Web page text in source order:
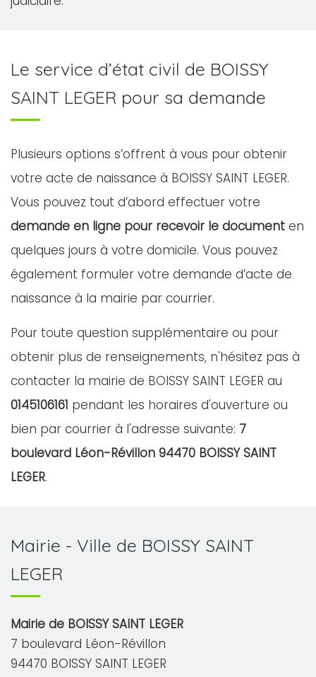
Le service d’état civil de BOISSY
SAINT LEGER pour sa demande
Plusieurs options s’offrent à vous pour obtenir
votre acte de naissance à BOISSY SAINT LEGER.
Vous pouvez tout d’abord effectuer votre
demande en ligne pour recevoir le document en
quelques jours à votre domicile. Vous pouvez
également formuler votre demande d’acte de
naissance à la mairie par courrier.
Pour toute question supplémentaire ou pour
obtenir plus de renseignements, n'hésitez pas à
contacter la mairie de BOISSY SAINT LEGER au
0145106161 pendant les horaires d'ouverture ou
bien par courrier à l'adresse suivante: 7
boulevard Léon-Révillon 94470 BOISSY SAINT
LEGER.
Mairie - Ville de BOISSY SAINT
LEGER
Mairie de BOISSY SAINT LEGER
7 boulevard Léon-Révillon
94470 BOISSY SAINT LEGER